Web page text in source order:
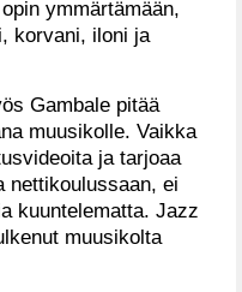
ymmärtämään,
korvani, iloni ja
Gambale pitää
muusikolle. Vaikka
ja tarjoaa
nettikoulussaan, ei
kuuntelematta. Jazz
muusikolta